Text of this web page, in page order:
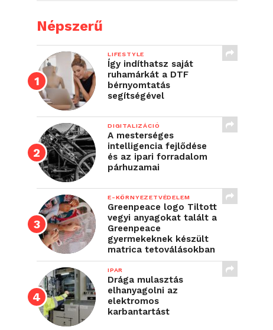
Népszerű
LIFESTYLE
Így indíthatsz saját
ruhamárkát a DTF
bérnyomtatás
segítségével
DIGITALIZÁCIÓ
A mesterséges
intelligencia fejlődése
és az ipari forradalom
párhuzamai
E-KÖRNYEZETVÉDELEM
Greenpeace logo Tiltott
vegyi anyagokat talált a
Greenpeace
gyermekeknek készült
matrica tetoválásokban
IPAR
Drága mulasztás
elhanyagolni az
elektromos
karbantartást